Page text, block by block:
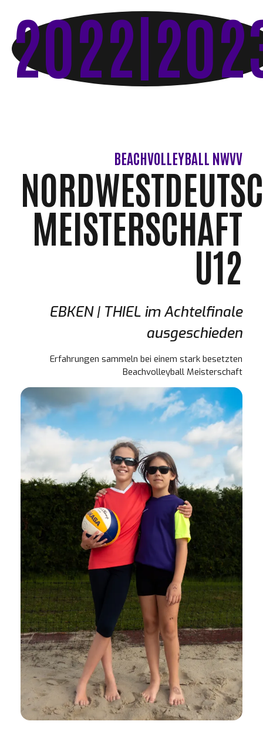
BEACHVOLLEYBALL NWVV
MEISTERSCHAFT
U12
EBKEN | THIEL im Achtelfinale
ausgeschieden
Erfahrungen sammeln bei einem stark besetzten
Beachvolleyball Meisterschaft